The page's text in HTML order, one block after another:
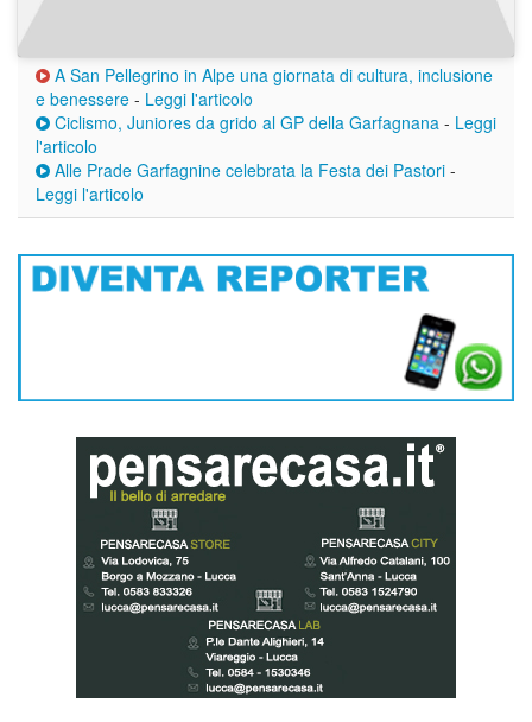
A San Pellegrino in Alpe una giornata di cultura, inclusione
e benessere - Leggi l'articolo
Ciclismo, Juniores da grido al GP della Garfagnana - Leggi
l'articolo
Alle Prade Garfagnine celebrata la Festa dei Pastori -
Leggi l'articolo